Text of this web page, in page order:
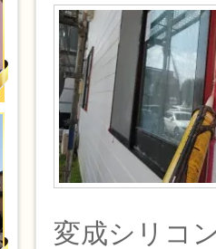
変成シリコ